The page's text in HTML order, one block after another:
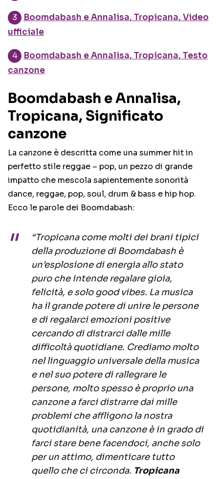
Boomdabash e Annalisa, Tropicana, Video
ufficiale
Boomdabash e Annalisa, Tropicana, Testo
canzone
Boomdabash e Annalisa,
Tropicana, Significato
canzone
La canzone è descritta come una summer hit in
perfetto stile reggae – pop, un pezzo di grande
impatto che mescola sapientemente sonorità
dance, reggae, pop, soul, drum & bass e hip hop.
Ecco le parole dei Boomdabash:
“Tropicana come molti dei brani tipici
della produzione di Boomdabash è
un’esplosione di energia allo stato
puro che intende regalare gioia,
felicità, e solo good vibes. La musica
ha il grande potere di unire le persone
e di regalarci emozioni positive
cercando di distrarci dalle mille
difficoltà quotidiane. Crediamo molto
nel linguaggio universale della musica
e nel suo potere di rallegrare le
persone, molto spesso è proprio una
canzone a farci distrarre dai mille
problemi che affligono la nostra
quotidianità, una canzone è in grado di
farci stare bene facendoci, anche solo
per un attimo, dimenticare tutto
quello che ci circonda. Tropicana